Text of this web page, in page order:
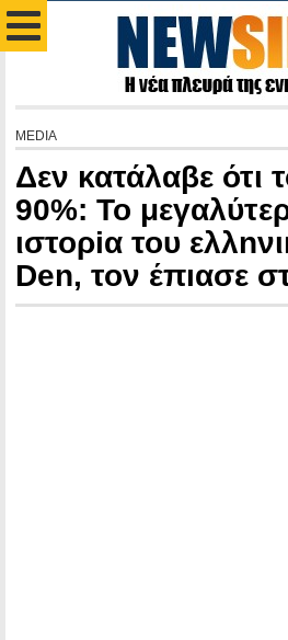
MEDIA
Δεν κατάλαβε ότι
90%: Το
ιστορiα του
Den, τον έπıασε